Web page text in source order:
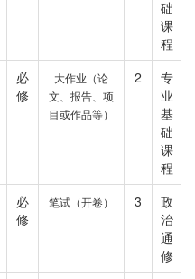
础
课
程
必
修
大作业（论
文、报告、项
目或作品等）
2
专
业
基
础
课
程
必
修
笔试（开卷） 3
政
治
通
修